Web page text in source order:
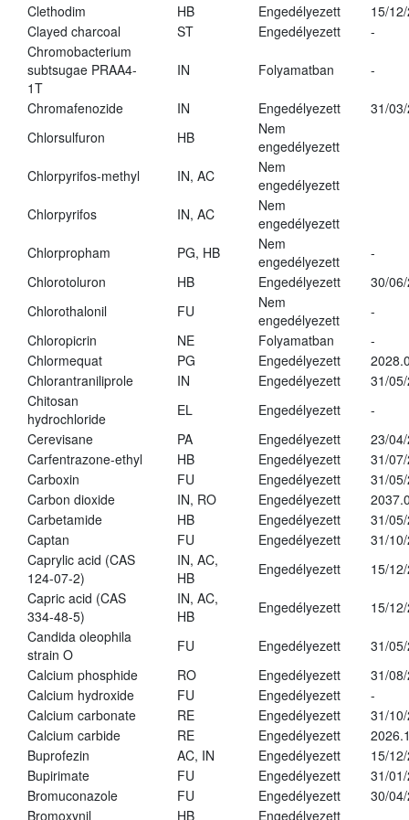
Clethodim
HB Engedélyezett
15/
Clayed charcoal
ST Engedélyezett
-
Chromobacterium
subtsugae PRAA4-
1T
IN Folyamatban -
Chromafenozide IN Engedélyezett
31/
Chlorsulfuron
HB
Nem
engedélyezett
Chlorpyrifos-methyl
IN, AC
Nem
engedélyezett
Chlorpyrifos
IN, AC
Nem
engedélyezett
Chlorpropham
PG, HB
Nem
engedélyezett
-
Chlorotoluron
HB Engedélyezett
30/
Chlorothalonil
FU
Nem
engedélyezett
-
Chloropicrin
NE Folyamatban
-
Chlormequat
PG Engedélyezett
Chlorantraniliprole
IN Engedélyezett
31/
Chitosan
hydrochloride
EL Engedélyezett
-
Cerevisane
PA Engedélyezett
23/
Carfentrazone-ethyl
HB Engedélyezett
31/
Carboxin
FU Engedélyezett
31/
Carbon dioxide
IN, RO Engedélyezett
Carbetamide
HB Engedélyezett
31/
Captan
FU Engedélyezett
31/
Caprylic acid (CAS
124-07-2)
IN, AC,
HB
Engedélyezett
15/
Capric acid (CAS
334-48-5)
IN, AC,
HB
Engedélyezett
15/
Candida oleophila
strain O
FU Engedélyezett
31/
Calcium phosphide
RO Engedélyezett
31/
Calcium hydroxide
FU Engedélyezett
-
Calcium carbonate
RE Engedélyezett
31/
Calcium carbide
RE Engedélyezett
Buprofezin
AC, IN Engedélyezett
15/
Bupirimate
FU Engedélyezett
31/
Bromuconazole
FU Engedélyezett
30/
Bromoxynil
HB
Engedélyezett